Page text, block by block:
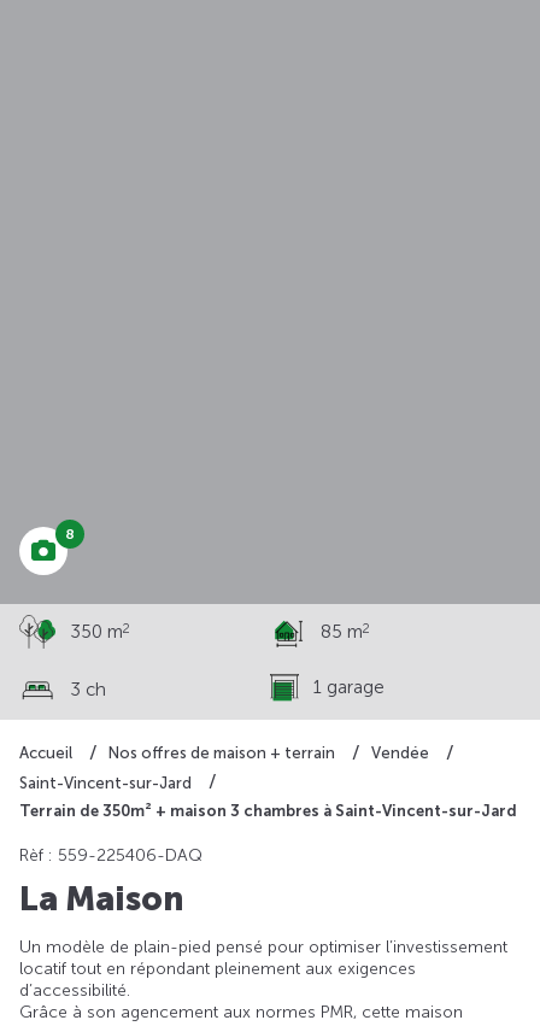
Accueil Nos offres de maison + terrain
Vendée
Saint-Vincent-sur-Jard
Terrain de 350m² + maison 3 chambres à Saint-Vincent-sur-Jard
8
350 m2 85 m2
3 ch 1 garage
Rèf : 559-225406-DAQ
La Maison
Un modèle de plain-pied pensé pour optimiser l’investissement
locatif tout en répondant pleinement aux exigences
d’accessibilité.
Grâce à son agencement aux normes PMR, cette maison